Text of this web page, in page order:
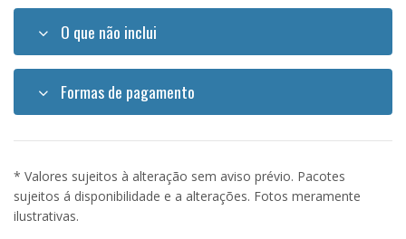
O que não inclui
Formas de pagamento
* Valores sujeitos à alteração sem aviso prévio. Pacotes
sujeitos á disponibilidade e a alterações. Fotos meramente
ilustrativas.